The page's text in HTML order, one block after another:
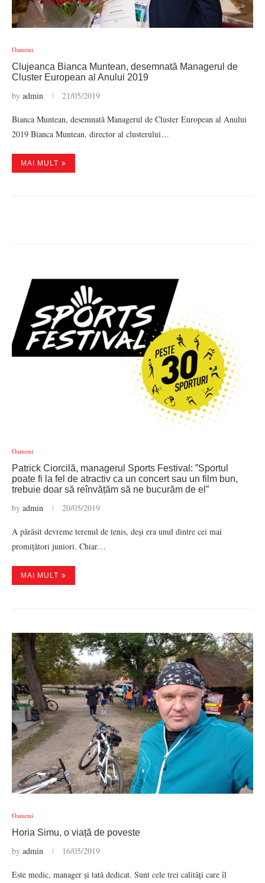
Oameni
Clujeanca Bianca Muntean, desemnată Managerul de
Cluster European al Anului 2019
by admin 21/05/2019
Bianca Muntean, desemnată Managerul de Cluster European al Anului
2019 Bianca Muntean, director al clusterului…
MAI MULT
Oameni
Patrick Ciorcilă, managerul Sports Festival: ”Sportul
poate fi la fel de atractiv ca un concert sau un film bun,
trebuie doar să reînvățăm să ne bucurăm de el”
by admin 20/05/2019
A părăsit devreme terenul de tenis, deși era unul dintre cei mai
promițători juniori. Chiar…
MAI MULT
Oameni
Horia Simu, o viață de poveste
by admin 16/05/2019
Este medic, manager și tată dedicat. Sunt cele trei calități care îl